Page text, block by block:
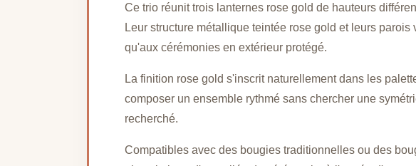
Ce trio réunit trois lanternes rose gold de hauteurs
Leur structure métallique teintée rose gold et leurs
qu'aux cérémonies en extérieur protégé.
La finition rose gold s'inscrit naturellement dans les
composer un ensemble rythmé sans chercher une
recherché.
Compatibles avec des bougies traditionnelles ou des